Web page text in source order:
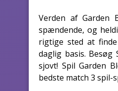
Verden af Garden
spændende, og
rigtige sted at
daglig basis. Besøg
sjovt! Spil Garden
bedste match 3 spil-